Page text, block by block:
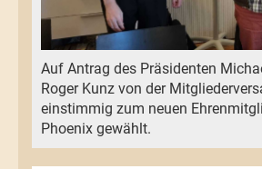
Auf Antrag des Präsidenten
Roger Kunz von der
einstimmig zum neuen
Phoenix gewählt.